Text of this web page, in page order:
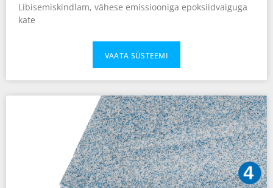
Libisemiskindlam, vähese emissiooniga epoksiidvaiguga
kate
VAATA SÜSTEEMI